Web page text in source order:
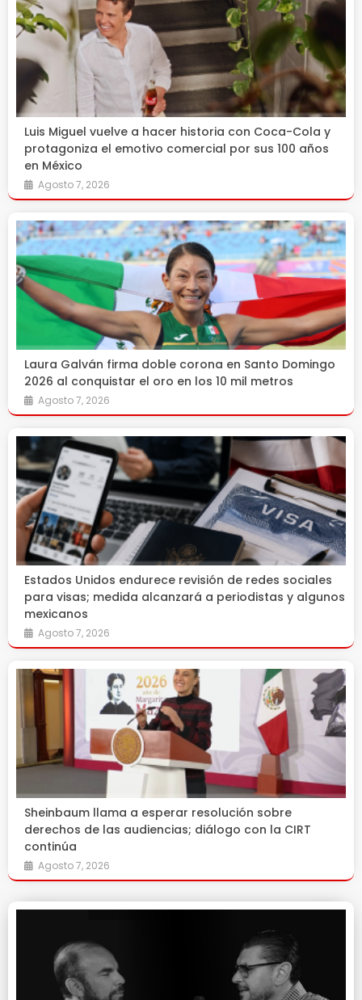
Luis Miguel vuelve a hacer historia con Coca-Cola y
protagoniza el emotivo comercial por sus 100 años
en México
Agosto 7, 2026
Laura Galván firma doble corona en Santo Domingo
2026 al conquistar el oro en los 10 mil metros
Agosto 7, 2026
Estados Unidos endurece revisión de redes sociales
para visas; medida alcanzará a periodistas y algunos
mexicanos
Agosto 7, 2026
Sheinbaum llama a esperar resolución sobre
derechos de las audiencias; diálogo con la CIRT
continúa
Agosto 7, 2026